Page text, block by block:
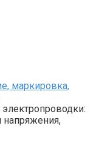
маркировка,
напряжения,